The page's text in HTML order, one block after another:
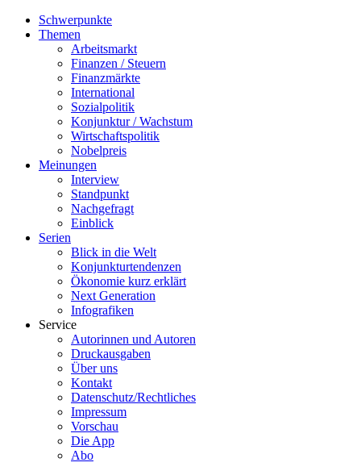
Schwerpunkte
Themen
Arbeitsmarkt
Finanzen / Steuern
Finanzmärkte
International
Sozialpolitik
Konjunktur / Wachstum
Wirtschaftspolitik
Nobelpreis
Meinungen
Interview
Standpunkt
Nachgefragt
Einblick
Serien
Blick in die Welt
Konjunkturtendenzen
Ökonomie kurz erklärt
Next Generation
Infografiken
Service
Autorinnen und Autoren
Druckausgaben
Über uns
Kontakt
Datenschutz/Rechtliches
Impressum
Vorschau
Die App
Abo